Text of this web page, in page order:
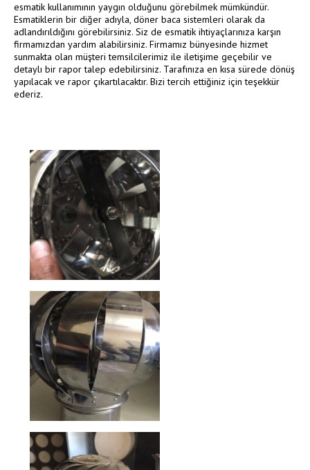
esmatik kullanımının yaygın olduğunu görebilmek mümkündür.
Esmatiklerin bir diğer adıyla, döner baca sistemleri olarak da
adlandırıldığını görebilirsiniz. Siz de esmatik ihtiyaçlarınıza karşın
firmamızdan yardım alabilirsiniz. Firmamız bünyesinde hizmet
sunmakta olan müşteri temsilcilerimiz ile iletişime geçebilir ve
detaylı bir rapor talep edebilirsiniz. Tarafınıza en kısa sürede dönüş
yapılacak ve rapor çıkartılacaktır. Bizi tercih ettiğiniz için teşekkür
ederiz.